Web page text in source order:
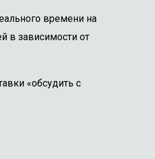
времени на
в зависимости от
«обсудить с